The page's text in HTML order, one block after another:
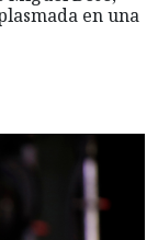
en una